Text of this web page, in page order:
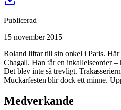
Publicerad
15 november 2015
Roland liftar till sin onkel i Paris. Här
Chagall. Han får en inkallelseorder –
Det blev inte så trevligt.
Muckarfesten blir dock ett minne.
Medverkande